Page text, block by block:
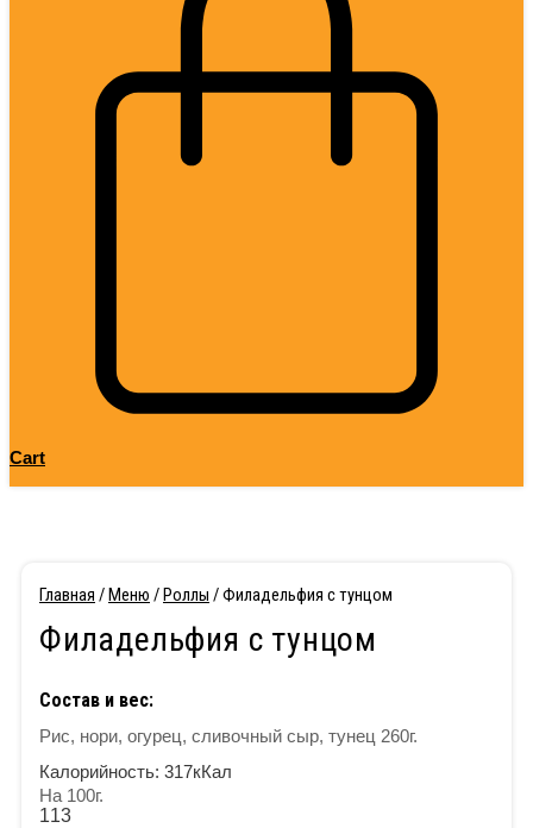
Cart
Главная /Меню /Роллы / Филадельфия с тунцом
Филадельфия с тунцом
Состав и вес:
Рис, нори, огурец, сливочный сыр, тунец 260г.
Калорийность: 317кКал
На 100г.
113